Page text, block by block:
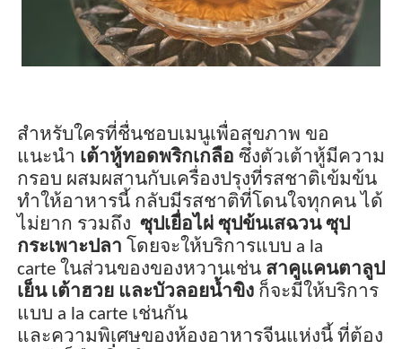
สำหรับใครที่ชื่นชอบเมนูเพื่อสุขภาพ ขอ
แนะนำ เต้าหู้ทอดพริกเกลือ ซึ่งตัวเต้าหู้มีความ
กรอบ ผสมผสานกับเครื่องปรุงที่รสชาติเข้มข้น
ทำให้อาหารนี้ กลับมีรสชาติที่โดนใจทุกคน ได้
ไม่ยาก รวมถึง ซุปเยื่อไผ่ ซุปข้นเสฉวน ซุป
กระเพาะปลา โดยจะให้บริการแบบ a la
carte ในส่วนของของหวานเช่น สาคูแคนตาลูป
เย็น เต้าฮวย และบัวลอยน้ำขิงก็จะมีให้บริการ
แบบ a la carte เช่นกัน
และความพิเศษของห้องอาหารจีนแห่งนี้ที่ต้อง